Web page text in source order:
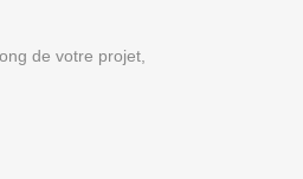
de votre projet,